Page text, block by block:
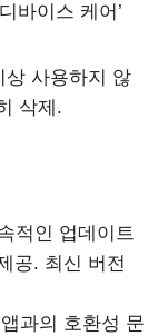
바이스 케어’
상 사용하지 않
삭제.
적인 업데이트
공. 최신 버전
과의 호환성 문